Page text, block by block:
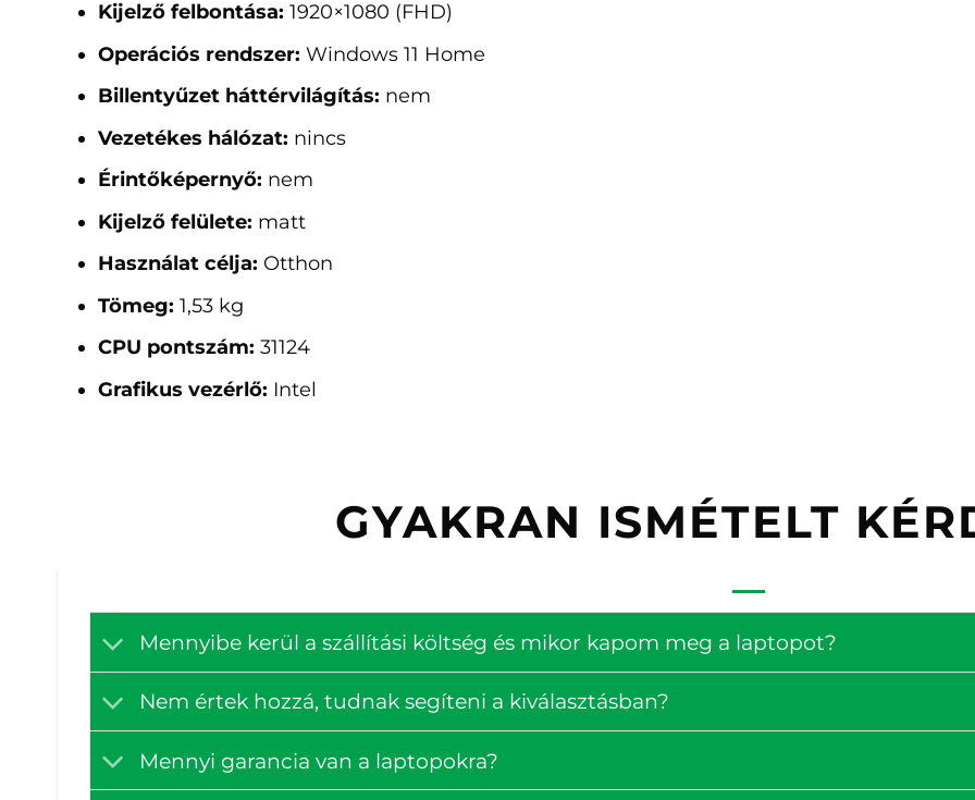
Kijelző felbontása: 1920×1080 (FHD)
Operációs rendszer: Windows 11 Home
Billentyűzet háttérvilágítás: nem
Vezetékes hálózat: nincs
Érintőképernyő: nem
Kijelző felülete: matt
Használat célja: Otthon
Tömeg: 1,53 kg
CPU pontszám: 31124
Grafikus vezérlő: Intel
GYAKRAN ISMÉTELT
Mennyibe kerül a szállítási költség és mikor kapom meg a laptopot?
Nem értek hozzá, tudnak segíteni a kiválasztásban?
Mennyi garancia van a laptopokra?